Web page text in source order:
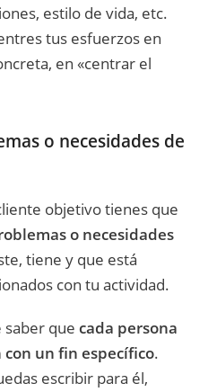
estilo de vida, etc.
tus esfuerzos en
en «centrar el
o necesidades de
objetivo tienes que
o necesidades
tiene y que está
con tu actividad.
saber quecada persona
un fin específico.
escribir para él,